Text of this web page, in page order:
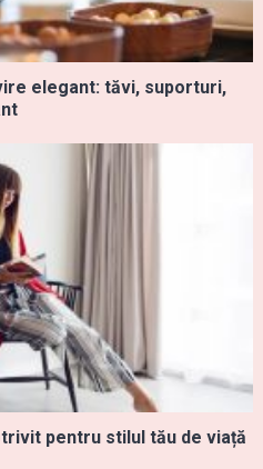
elegant: tăvi, suporturi,
pentru stilul tău de viață